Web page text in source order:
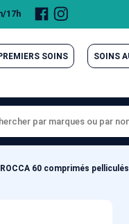
17h
Page
Facebook
Instagram
SOINS SOINS
60 comprimés pelliculés